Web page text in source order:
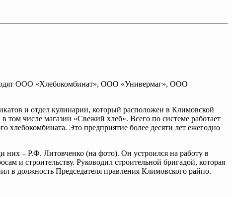
ООО «Хлебокомбинат», ООО «Универмаг», ООО
и отдел кулинарии, который расположен в Климовской
числе магазин «Свежий хлеб». Всего по системе работает
хлебокомбината. Это предприятие более десяти лет ежегодно
них – Р.Ф. Литовченко (на фото). Он устроился на работу в
и строительству. Руководил строительной бригадой, которая
в должность Председателя правления Климовского райпо.